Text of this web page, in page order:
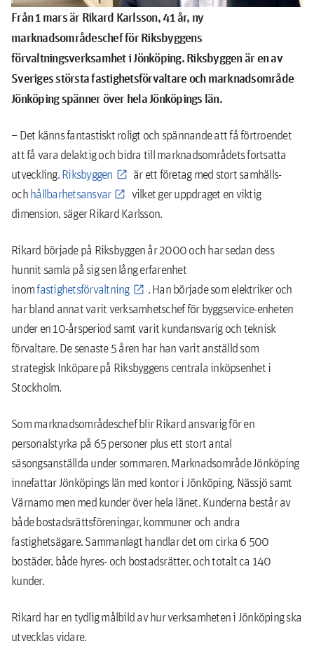
Från 1 mars är Rikard Karlsson, 41 år, ny
marknadsområdeschef för Riksbyggens
förvaltningsverksamhet i Jönköping. Riksbyggen är en av
Sveriges största fastighetsförvaltare och marknadsområde
Jönköping spänner över hela Jönköpings län.
– Det känns fantastiskt roligt och spännande att få förtroendet
att få vara delaktig och bidra till marknadsområdets fortsatta
utveckling.Riksbyggen
är ett företag med stort samhälls-
ochhållbarhetsansvar
vilket ger uppdraget en viktig
dimension, säger Rikard Karlsson.
Rikard började på Riksbyggen år 2000 och har sedan dess
hunnit samla på sig sen lång erfarenhet
inomfastighetsförvaltning
. Han började som elektriker och
har bland annat varit verksamhetschef för byggservice-enheten
under en 10-årsperiod samt varit kundansvarig och teknisk
förvaltare. De senaste 5 åren har han varit anställd som
strategisk Inköpare på Riksbyggens centrala inköpsenhet i
Stockholm.
Som marknadsområdeschef blir Rikard ansvarig för en
personalstyrka på 65 personer plus ett stort antal
säsongsanställda under sommaren. Marknadsområde Jönköping
innefattar Jönköpings län med kontor i Jönköping, Nässjö samt
Värnamo men med kunder över hela länet. Kunderna består av
både bostadsrättsföreningar, kommuner och andra
fastighetsägare. Sammanlagt handlar det om cirka 6 500
bostäder, både hyres- och bostadsrätter, och totalt ca 140
kunder.
Rikard har en tydlig målbild av hur verksamheten i Jönköping ska
utvecklas vidare.